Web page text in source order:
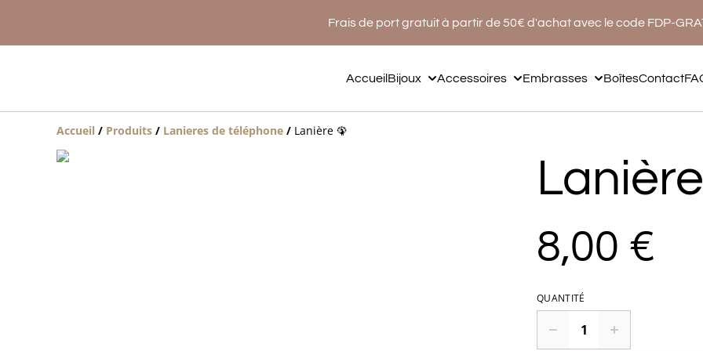
Frais de port gratuit à partir de 50€ d'achat avec le code FDP-
AccueilBijoux Accessoires Embrasses BoîtesContact
Accueil / Produits / Lanieres de téléphone / Lanière 🦚
8,00 €
QUANTITÉ